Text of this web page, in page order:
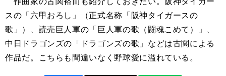
スの「六甲おろし」（正式名称「阪神タイガースの
歌」）、読売巨人軍の「巨人軍の歌（闘魂こめて）」、
中日ドラゴンズの「ドラゴンズの歌」などは古関による
作品だ。こちらも間違いなく野球愛に溢れている。